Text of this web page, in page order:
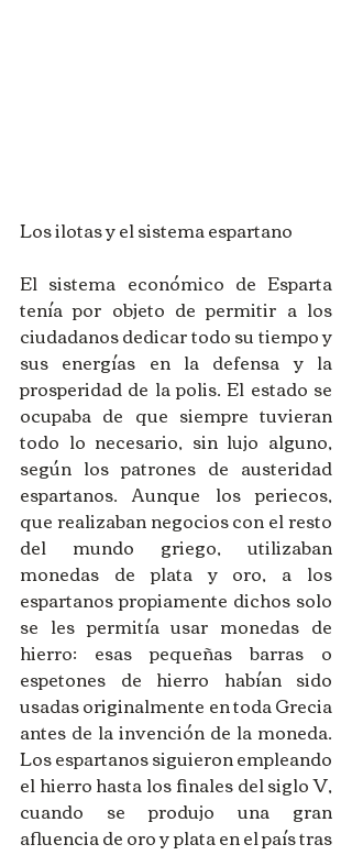
Los ilotas y el sistema espartano
El sistema económico de Esparta
tenía por objeto de permitir a los
ciudadanos dedicar todo su tiempo y
sus energías en la defensa y la
prosperidad de la polis. El estado se
ocupaba de que siempre tuvieran
todo lo necesario, sin lujo alguno,
según los patrones de austeridad
espartanos. Aunque los periecos,
que realizaban negocios con el resto
del mundo griego, utilizaban
monedas de plata y oro, a los
espartanos propiamente dichos solo
se les permitía usar monedas de
hierro: esas pequeñas barras o
espetones de hierro habían sido
usadas originalmente en toda Grecia
antes de la invención de la moneda.
Los espartanos siguieron empleando
el hierro hasta los finales del siglo V,
cuando se produjo una gran
afluencia de oro y plata en el país tras